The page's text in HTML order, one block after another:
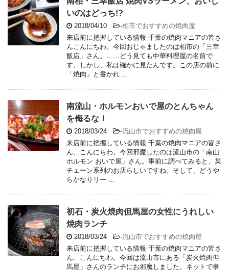
いのはどっち!?
2018/04/10 -柏市でおすすめの焼肉屋
来店前に把握している情報 千葉の焼肉マニアの皆さ
んこんにちわ。今回おじゃましたのは柏市の「三幸
飯店」さん。……どう見ても中華料理屋の名前で
す。しかし、私は確かに見たんです。この店の前に
「焼肉」と書かれ ...
南流山・ホルモンおいで屋のとんちゃん
を侮るな！
2018/03/24 -流山市でおすすめの焼肉屋
来店前に把握している情報 千葉の焼肉マニアの皆さ
ん、こんにちわ。今回邪魔したのは流山市の「南山
ホルモン おいで屋」さん。事前に調べてみると、某
チェーン系列のお店らしいですね。そして、どうや
らかなりリー ...
初石・炭火焼肉但馬屋の女性にうれしい
焼肉ランチ
2018/03/24 -流山市でおすすめの焼肉屋
来店前に把握している情報 千葉の焼肉マニアの皆さ
ん、こんにちわ。今回は流山市にある「炭火焼肉但
馬屋」さんのランチにお邪魔しました。ネットで事